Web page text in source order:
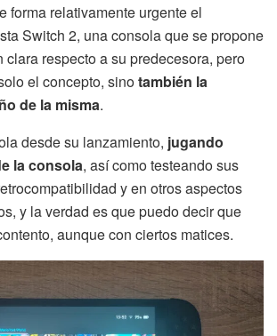
forma relativamente urgente el
Switch 2, una consola que se propone
clara respecto a su predecesora, pero
el concepto, sinotambién la
de la misma.
desde su lanzamiento, jugando
la consola, así como testeando sus
y en otros aspectos
y la verdad es que puedo decir que
aunque con ciertos matices.